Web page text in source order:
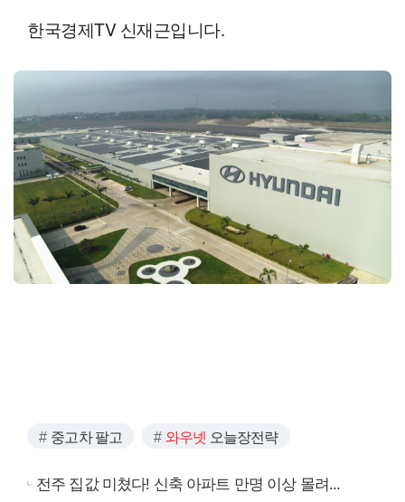
한국경제TV 신재근입니다.
중고차 팔고 와우넷 오늘장전략
전주 집값 미쳤다! 신축 아파트 만명 이상 몰려...